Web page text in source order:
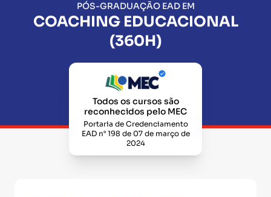
PÓS-GRADUAÇÃO EAD EM
COACHING EDUCACIONAL
(360H)
Todos os cursos são
reconhecidos pelo MEC
Portaria de Credenciamento
EAD n° 198 de 07 de março de
2024